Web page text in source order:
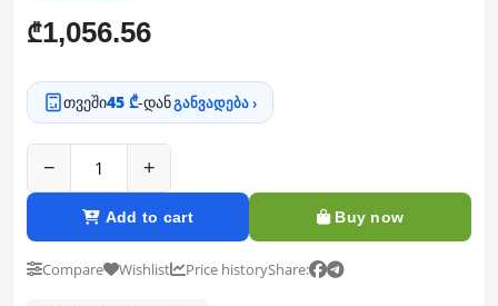
₾1,056.56
თვეში45 ₾-დანგანვადება ›
− +
Add to cart Buy now
Compare Wishlist Price historyShare: